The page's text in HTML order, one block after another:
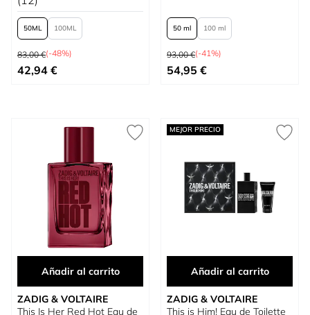
50 100
Precio habitual
83,00 €(-48%)
Tan bajo como
42,94 €
50 ml 100 ml
Precio habitual
93,00 €(-41%)
Tan bajo como
54,95 €
Añadir al carrito
ZADIG & VOLTAIRE
This Is Her Red Hot Eau de
MEJOR PRECIO
Añadir al carrito
ZADIG & VOLTAIRE
This is Him! Eau de Toilette